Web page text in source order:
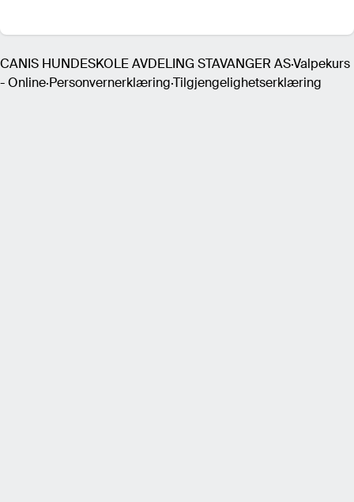
CANIS HUNDESKOLE AVDELING STAVANGER AS·Valpekurs
- Online·Personvernerklæring·Tilgjengelighetserklæring